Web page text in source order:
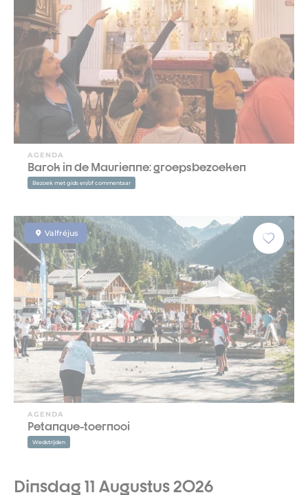
AGENDA
Barok in de Maurienne: groepsbezoeken
Bezoek met gids en/of commentaar
Valfréjus
AGENDA
Petanque-toernooi
Wedstrijden
Dinsdag 11 Augustus 2026